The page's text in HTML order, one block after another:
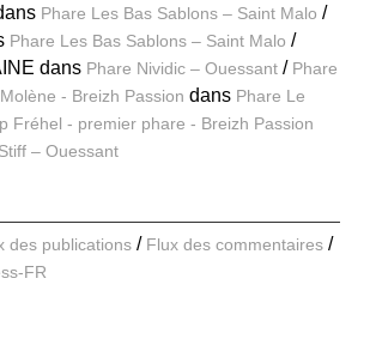
Phare Les Bas Sablons – Saint Malo
Phare Les Bas Sablons – Saint Malo
dans Phare Nividic – Ouessant
Phare
- Breizh Passion dans Phare Le
Fréhel - premier phare - Breizh Passion
– Ouessant
des publications
Flux des commentaires
FR